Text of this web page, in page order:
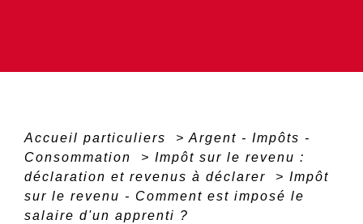
Accueil particuliers > Argent - Impôts -
Consommation
> Impôt sur le revenu :
déclaration et revenus à déclarer
> Impôt
sur le revenu - Comment est imposé le
salaire d'un apprenti ?